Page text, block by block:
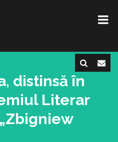
distinsă în
Literar